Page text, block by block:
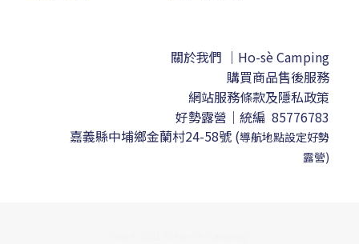
關於我們 ｜Ho-sè Camping
購買商品售後服務
網站服務條款及隱私政策
好勢露營｜ 統編 85776783
嘉義縣中埔鄉金蘭村24-58號 (導航地點設定好勢
露營)